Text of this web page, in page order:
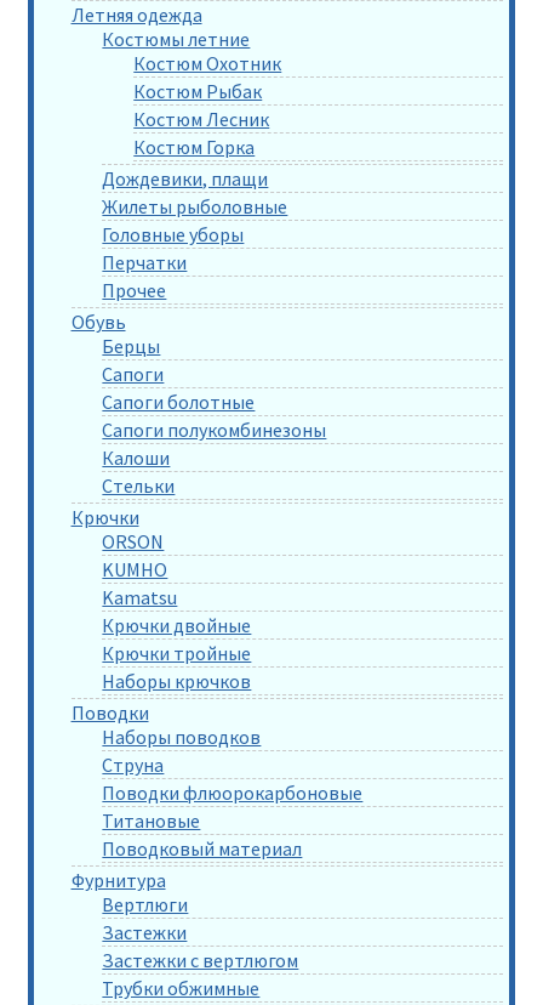
Летняя одежда
Костюмы летние
Костюм Охотник
Костюм Рыбак
Костюм Лесник
Костюм Горка
Дождевики, плащи
Жилеты рыболовные
Головные уборы
Перчатки
Прочее
Обувь
Берцы
Сапоги
Сапоги болотные
Сапоги полукомбинезоны
Калоши
Стельки
Крючки
ORSON
KUMHO
Kamatsu
Крючки двойные
Крючки тройные
Наборы крючков
Поводки
Наборы поводков
Струна
Поводки флюорокарбоновые
Титановые
Поводковый материал
Фурнитура
Вертлюги
Застежки
Застежки с вертлюгом
Трубки обжимные